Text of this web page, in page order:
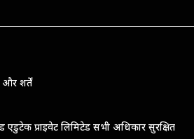
शर्तें
प्राइवेट लिमिटेड सभी अधिकार सुरक्षित